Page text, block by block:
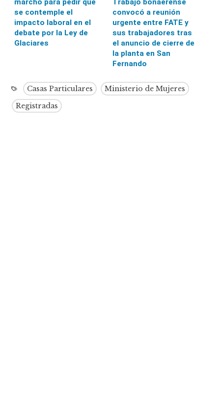
marchó para pedir que
se contemple el
impacto laboral en el
debate por la Ley de
Glaciares
Trabajo bonaerense
convocó a reunión
urgente entre FATE y
sus trabajadores tras
el anuncio de cierre de
la planta en San
Fernando
Casas Particulares
Ministerio de Mujeres
Registradas